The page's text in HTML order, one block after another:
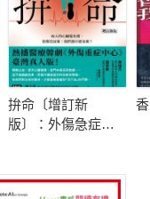
判處安其洛死刑。以
求情嗎？安其洛犯了
宰者？
在『量罪』的時候，
拚命〔增訂新
版〕：外傷急症外